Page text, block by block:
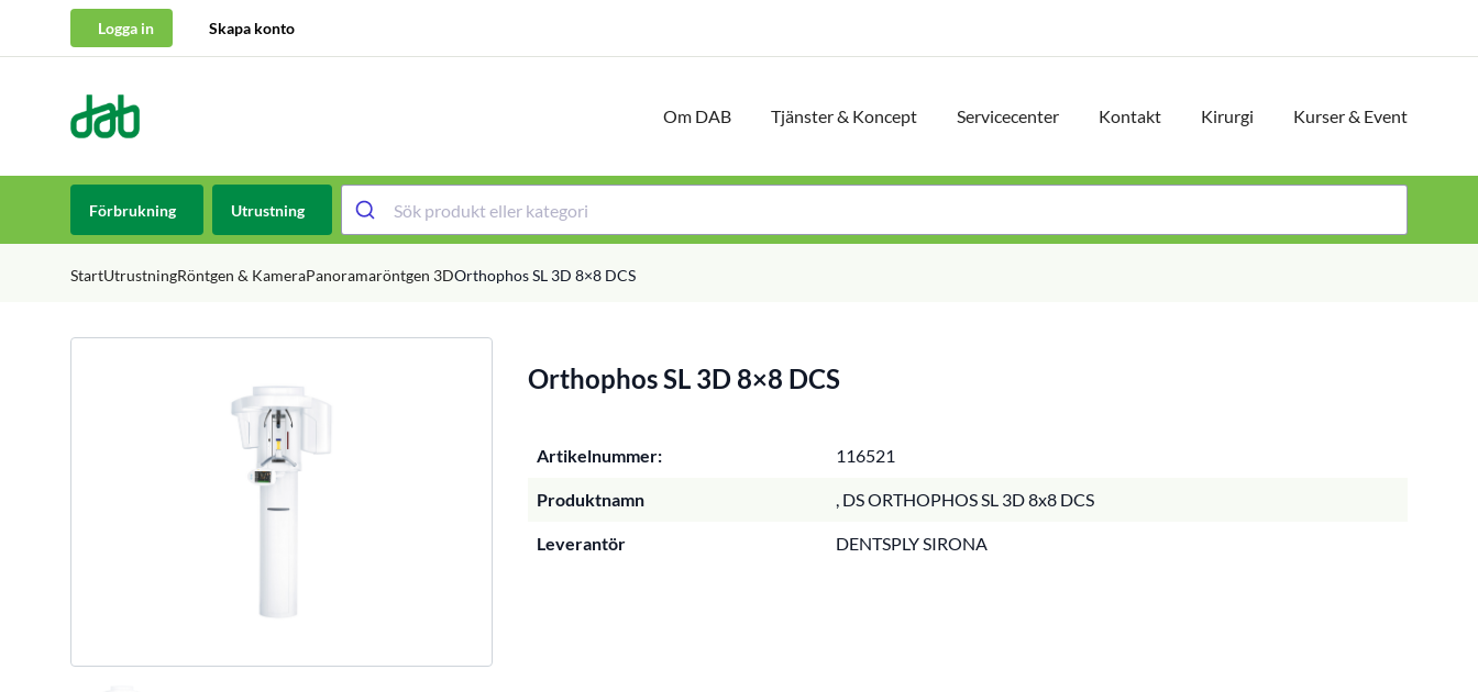
Logga in Skapa konto
DAB Dental Om DAB Tjänster & Koncept Servicecenter Kontakt Kirurgi Kurser & Event
Förbrukning Utrustning
StartUtrustningRöntgen & KameraPanoramaröntgen 3DOrthophos SL 3D 8×8 DCS
Orthophos SL 3D 8×8 DCS
Artikelnummer: 116521
Produktnamn , DS ORTHOPHOS SL 3D 8x8 DCS
Leverantör DENTSPLY SIRONA